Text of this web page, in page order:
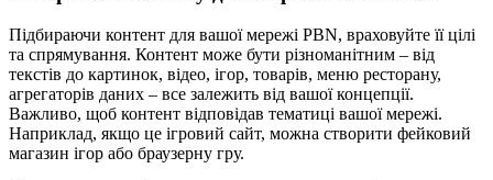
Підбираючи контент для вашої мережі PBN, враховуйте її цілі
та спрямування. Контент може бути різноманітним – від
текстів до картинок, відео, ігор, товарів, меню ресторану,
агрегаторів даних – все залежить від вашої концепції.
Важливо, щоб контент відповідав тематиці вашої мережі.
Наприклад, якщо це ігровий сайт, можна створити фейковий
магазин ігор або браузерну гру.